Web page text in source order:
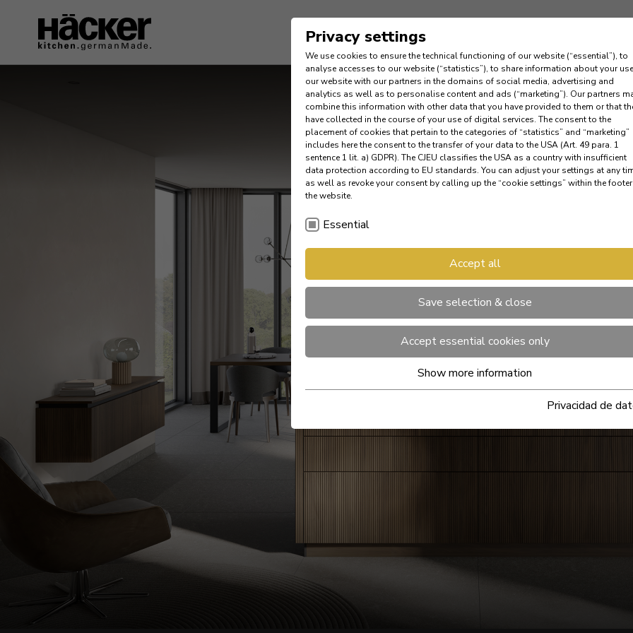
Privacy settings
We use cookies to ensure the technical functioning of our website (“essential”), to
analyse accesses to our website (“statistics”), to share information about your
our website with our partners in the domains of social media, advertising and
analytics as well as to personalise content and ads (“marketing”). Our partners
combine this information with other data that you have provided to them or that
have collected in the course of your use of digital services. The consent to the
placement of cookies that pertain to the categories of “statistics” and “marketing”
includes here the consent to the transfer of your data to the USA (Art. 49 para. 1
sentence 1 lit. a) GDPR). The CJEU classifies the USA as a country with insufficient
data protection according to EU standards. You can adjust your settings at any
as well as revoke your consent by calling up the “cookie settings” within the
the website.
Essential
Accept all
Save selection & close
Accept essential cookies only
Show more information
Privacidad de